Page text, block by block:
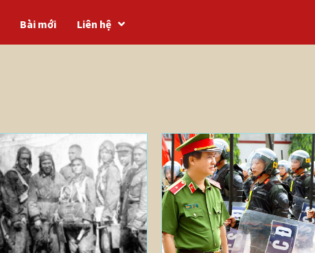
Bài mới Liên hệ